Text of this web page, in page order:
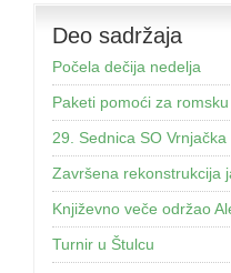
Deo sadržaja
Počela dečija nedelja
Paketi pomoći za
29. Sednica SO Vrnjačka
Završena rekonstrukcija
Književno veče održao
Turnir u Štulcu